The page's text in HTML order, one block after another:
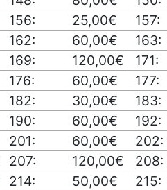
156: 25,00€ 157:
162: 60,00€ 163:
169: 120,00€ 171:
176: 60,00€ 177:
182: 30,00€ 183:
190: 60,00€ 192:
201: 60,00€ 202:
207: 120,00€ 208:
214: 50,00€ 215: